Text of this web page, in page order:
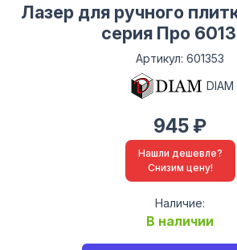
Лазер для ручного
серия Про
Артикул: 601353
DIAM
945 ₽
Нашли дешевле?
Снизим цену!
Наличие:
В наличии